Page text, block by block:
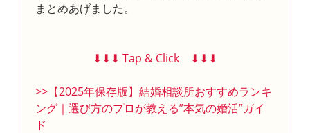
まとめあげました。
⬇︎⬇︎⬇︎ Tap & Click ⬇︎⬇︎⬇︎
>>【2025年保存版】結婚相談所おすすめランキ
ング｜選び方のプロが教える”本気の婚活”ガイ
ド